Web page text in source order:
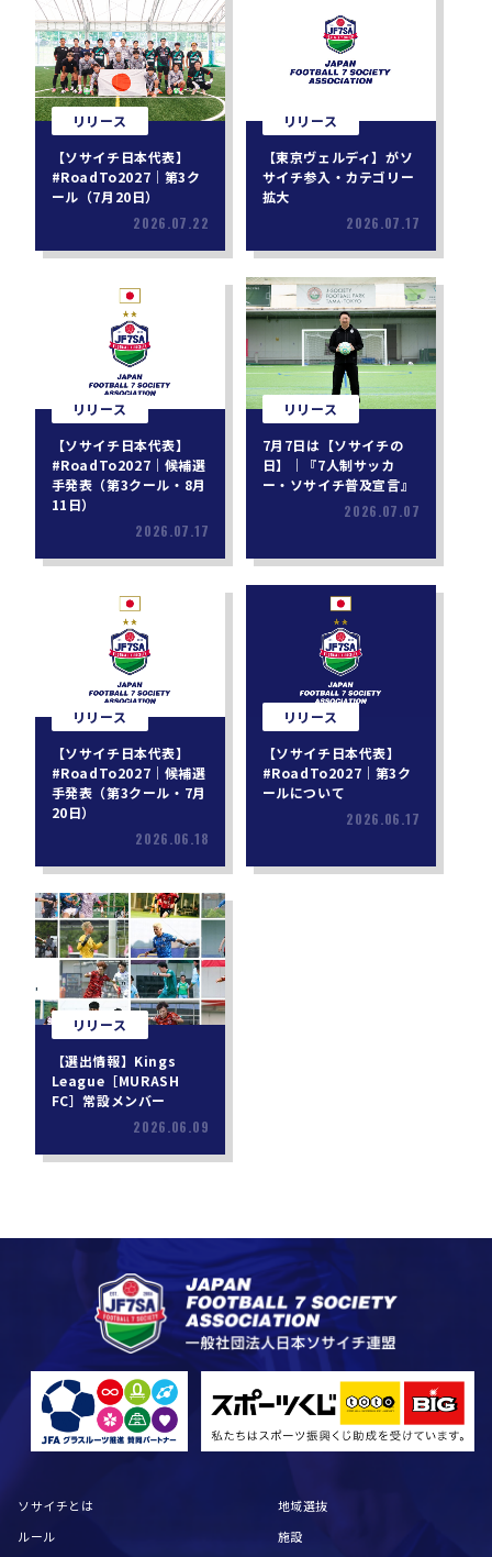
リリース
【ソサイチ日本代表】
#RoadTo2027｜第3ク
ール（7月20日）
2026.07.22
リリース
【東京ヴェルディ】がソ
サイチ参入・カテゴリー
拡大
2026.07.17
リリース
【ソサイチ日本代表】
#RoadTo2027｜候補選
手発表（第3クール・8月
11日）
2026.07.17
リリース
7月7日は【ソサイチの
日】｜『7人制サッカ
ー・ソサイチ普及宣言』
2026.07.07
リリース
【ソサイチ日本代表】
#RoadTo2027｜候補選
手発表（第3クール・7月
20日）
2026.06.18
リリース
【ソサイチ日本代表】
#RoadTo2027｜第3ク
ールについて
2026.06.17
リリース
【選出情報】Kings
League［MURASH
FC］常設メンバー
2026.06.09
ソサイチとは
ルール
地域選抜
施設